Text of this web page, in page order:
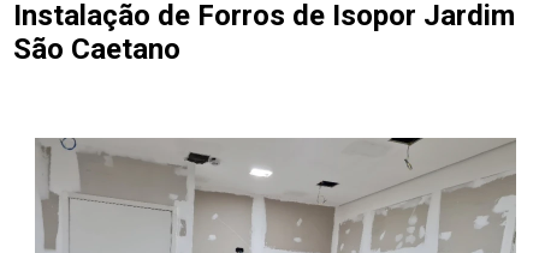
Instalação de Forros de Isopor Jardim
São Caetano